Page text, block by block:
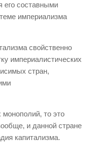
его составными
империализма
свойственно
империалистических
стран,
монополий, то это
и данной стране
капитализма.